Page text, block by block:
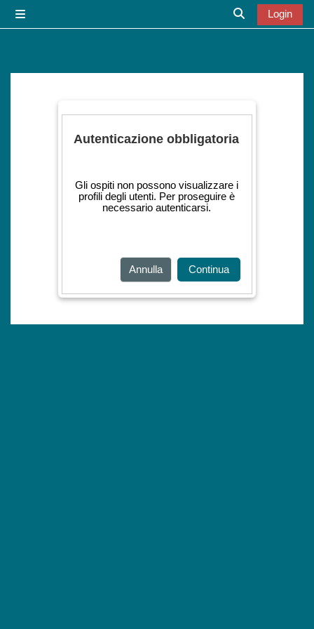
Attiva/disattiva
Login
Autenticazione obbligatoria
Gli ospiti non possono visualizzare i
profili degli utenti. Per proseguire è
necessario autenticarsi.
Annulla Continua